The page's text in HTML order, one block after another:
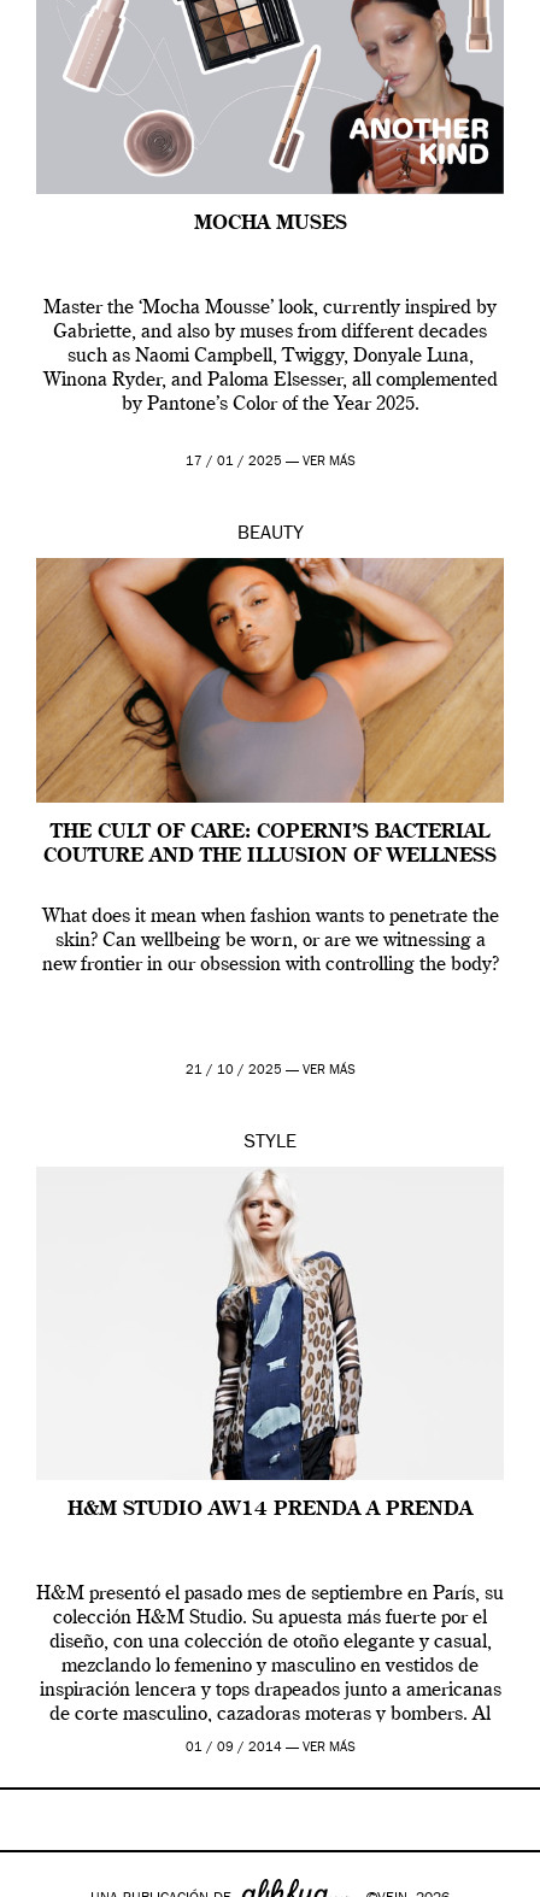
MOCHA MUSES
Master the ‘Mocha Mousse’ look, currently inspired by
Gabriette, and also by muses from different decades
such as Naomi Campbell, Twiggy, Donyale Luna,
Winona Ryder, and Paloma Elsesser, all complemented
by Pantone’s Color of the Year 2025.
17 / 01 / 2025 — VER MÁS
BEAUTY
THE CULT OF CARE: COPERNI’S BACTERIAL
COUTURE AND THE ILLUSION OF WELLNESS
What does it mean when fashion wants to penetrate the
skin? Can wellbeing be worn, or are we witnessing a
new frontier in our obsession with controlling the body?
21 / 10 / 2025 — VER MÁS
STYLE
H&M STUDIO AW14 PRENDA A PRENDA
H&M presentó el pasado mes de septiembre en París, su
colección H&M Studio. Su apuesta más fuerte por el
diseño, con una colección de otoño elegante y casual,
mezclando lo femenino y masculino en vestidos de
inspiración lencera y tops drapeados junto a americanas
de corte masculino, cazadoras moteras y bombers. Al
frente de la […]
01 / 09 / 2014 — VER MÁS